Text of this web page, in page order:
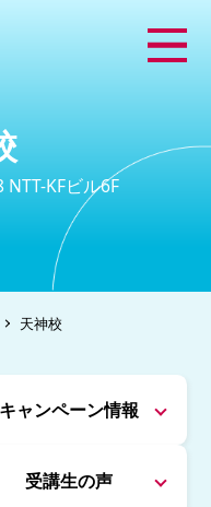
KFビル6F
天神校
キャンペーン情報
受講生の声